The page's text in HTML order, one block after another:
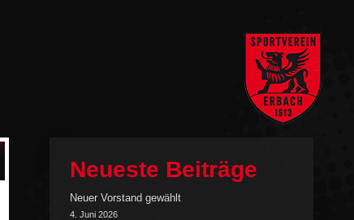
Neueste Beiträge
Neuer Vorstand gewählt
4. Juni 2026